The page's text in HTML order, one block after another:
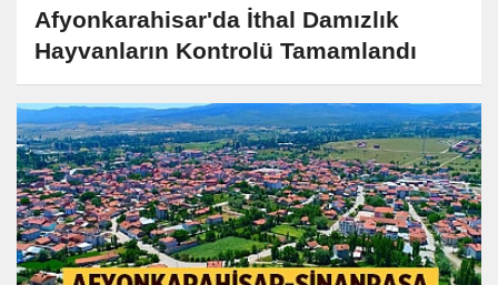
Afyonkarahisar'da İthal Damızlık
Hayvanların Kontrolü Tamamlandı